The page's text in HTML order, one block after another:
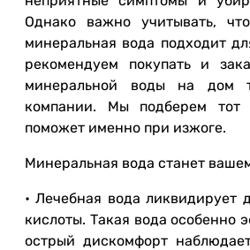
Однако важно учитывать,
минеральная вода подходит
рекомендуем покупать и
минеральной воды на дом
компании. Мы подберем тот
поможет именно при изжоге.
Минеральная вода станет
• Лечебная вода ликвидирует
кислоты. Такая вода особенно
острый дискомфорт